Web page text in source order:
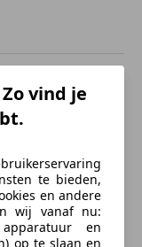
vind je
te bieden,
en andere
wij vanaf nu:
en
op te slaan en